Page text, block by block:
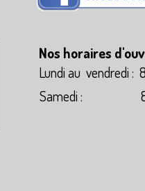
Nos horaires
Lundi au
Samedi :